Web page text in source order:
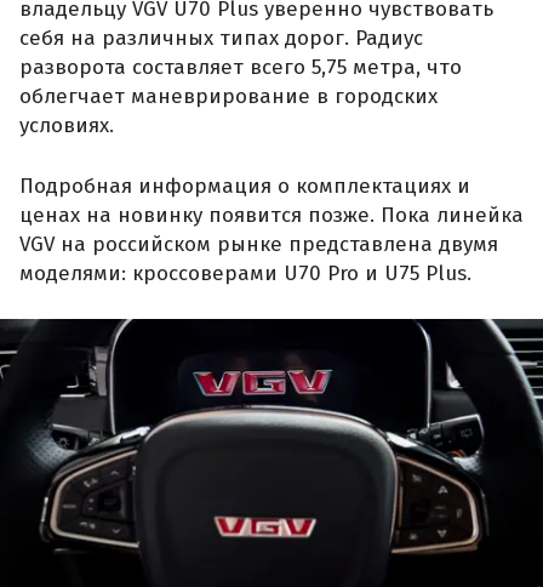
владельцу VGV U70 Plus уверенно чувствовать
себя на различных типах дорог. Радиус
разворота составляет всего 5,75 метра, что
облегчает маневрирование в городских
условиях.
Подробная информация о комплектациях и
ценах на новинку появится позже. Пока линейка
VGV на российском рынке представлена двумя
моделями: кроссоверами U70 Pro и U75 Plus.